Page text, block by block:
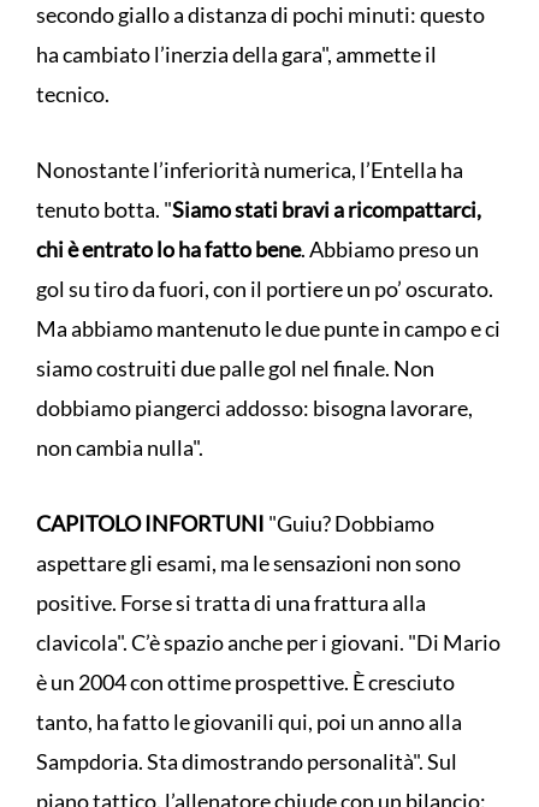
secondo giallo a distanza di pochi minuti: questo
ha cambiato l’inerzia della gara", ammette il
tecnico.
Nonostante l’inferiorità numerica, l’Entella ha
tenuto botta. "Siamo stati bravi a ricompattarci,
chi è entrato lo ha fatto bene. Abbiamo preso un
gol su tiro da fuori, con il portiere un po’ oscurato.
Ma abbiamo mantenuto le due punte in campo e ci
siamo costruiti due palle gol nel finale. Non
dobbiamo piangerci addosso: bisogna lavorare,
non cambia nulla".
CAPITOLO INFORTUNI "Guiu? Dobbiamo
aspettare gli esami, ma le sensazioni non sono
positive. Forse si tratta di una frattura alla
clavicola". C’è spazio anche per i giovani. "Di Mario
è un 2004 con ottime prospettive. È cresciuto
tanto, ha fatto le giovanili qui, poi un anno alla
Sampdoria. Sta dimostrando personalità". Sul
piano tattico, l’allenatore chiude con un bilancio: